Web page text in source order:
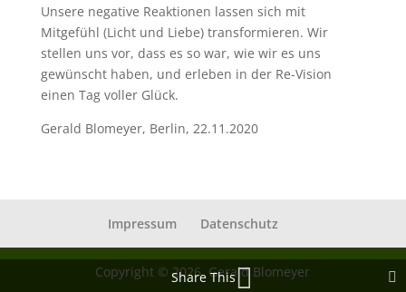
Unsere negative Reaktionen lassen sich mit
Mitgefühl (Licht und Liebe) transformieren. Wir
stellen uns vor, dass es so war, wie wir es uns
gewünscht haben, und erleben in der Re-Vision
einen Tag voller Glück.
Gerald Blomeyer, Berlin, 22.11.2020
Impressum Datenschutz
Copyright © 2026, Gerald Blomeyer
Share This